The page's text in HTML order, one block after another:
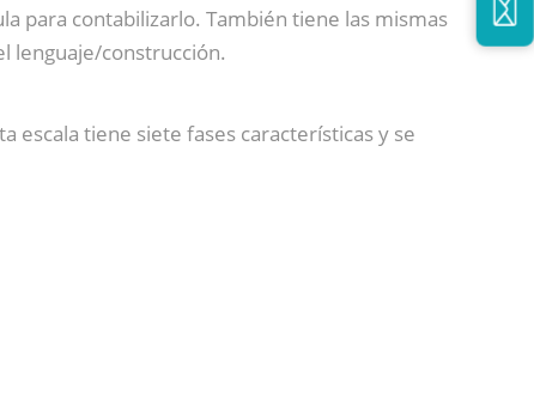
para contabilizarlo. También tiene las mismas
lenguaje/construcción.
escala tiene siete fases características y se